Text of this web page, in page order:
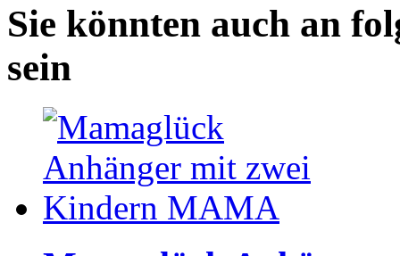
Sie könnten auch an
sein